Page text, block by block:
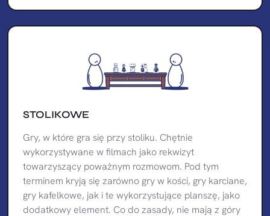
STOLIKOWE
Gry, w które gra się przy stoliku. Chętnie
wykorzystywane w filmach jako rekwizyt
towarzyszący poważnym rozmowom. Pod tym
terminem kryją się zarówno gry w kości, gry karciane,
gry kafelkowe, jak i te wykorzystujące planszę, jako
dodatkowy element. Co do zasady, nie mają z góry